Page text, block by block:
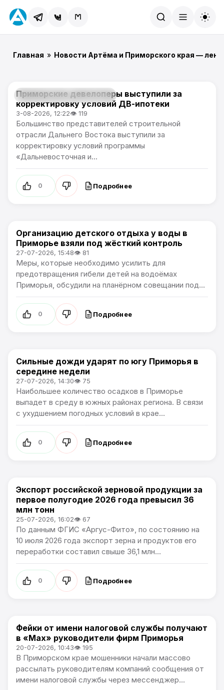
Главная » Новости Артёма и Приморского края —
Новости Приморского края
Приморские девелоперы выступили за
корректировку условий ДВ-ипотеки
3-08-2026, 12:22👁 119
Большинство представителей строительной
отрасли Дальнего Востока выступили за
корректировку условий программы
«Дальневосточная и...
0 Подробнее
Новости Приморского края
Организацию детского отдыха у воды в
Приморье взяли под жёсткий контроль
27-07-2026, 15:48👁 81
Меры, которые необходимо усилить для
предотвращения гибели детей на водоёмах
Приморья, обсудили на планёрном совещании под...
0 Подробнее
Новости Приморского края
Сильные дожди ударят по югу Приморья в
середине недели
27-07-2026, 14:30👁 75
Наибольшее количество осадков в Приморье
выпадет в среду в южных районах региона. В связи
с ухудшением погодных условий в крае...
0 Подробнее
Новости Приморского края
Экспорт российской зерновой продукции за
первое полугодие 2026 года превысил 36
млн тонн
25-07-2026, 16:02👁 67
По данным ФГИС «Аргус-Фито», по состоянию на
10 июля 2026 года экспорт зерна и продуктов его
переработки составил свыше 36,1 млн...
0 Подробнее
Новости Приморского края
Фейки от имени налоговой службы получают
в «Max» руководители фирм Приморья
20-07-2026, 10:43👁 195
В Приморском крае мошенники начали массово
рассылать руководителям компаний сообщения от
имени налоговой службы через мессенджер...